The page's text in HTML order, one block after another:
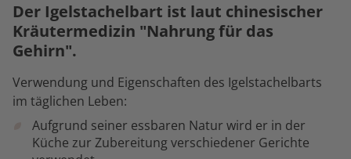
Der Igelstachelbart ist laut chinesischer
Kräutermedizin "Nahrung für das
Gehirn".
Verwendung und Eigenschaften des Igelstachelbarts
im täglichen Leben:
Aufgrund seiner essbaren Natur wird er in der
Küche zur Zubereitung verschiedener Gerichte